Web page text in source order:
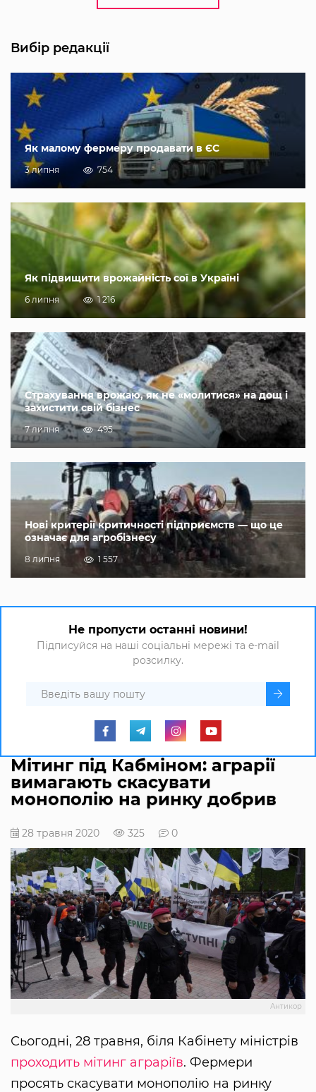
Вибір редакції
Як малому фермеру продавати в ЄС
3 липня 754
Як підвищити врожайність сої в Україні
6 липня 1 216
Страхування врожаю, як не «молитися» на дощ і
захистити свій бізнес
7 липня 495
Нові критерії критичності підприємств — що це
означає для агробізнесу
8 липня 1 557
Не пропусти останні новини!
Підписуйся на наші соціальні мережі та e-mail
розсилку.
Мітинг під Кабміном: аграрії
вимагають скасувати
монополію на ринку добрив
28 травня 2020 325 0
Антикор
Сьогодні, 28 травня, біля Кабінету міністрів
проходить мітинг аграріїв. Фермери
просять скасувати монополію на ринку